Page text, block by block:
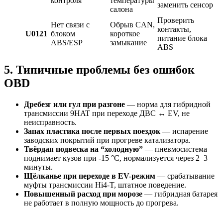
салона
заменить сенсор
U0121
Нет связи с
блоком
ABS/ESP
Обрыв CAN,
короткое
замыкание
Проверить
контакты,
питание блока
ABS
5. Типичные проблемы без ошибок
OBD
Дребезг или гул при разгоне — норма для гибридной
трансмиссии 9HAT при переходе ДВС ↔ EV, не
неисправность.
Запах пластика после первых поездок — испарение
заводских покрытий при прогреве катализатора.
Твёрдая подвеска на “холодную” — пневмосистема
поднимает кузов при -15 °C, нормализуется через 2–3
минуты.
Щёлканье при переходе в EV-режим — срабатывание
муфты трансмиссии Hi4-T, штатное поведение.
Повышенный расход при морозе — гибридная батарея
не работает в полную мощность до прогрева.